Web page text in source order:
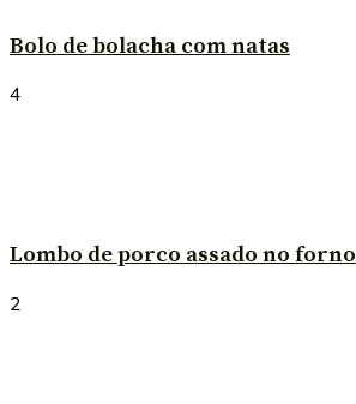
Bolo de bolacha com natas
4
Lombo de porco assado no forno
2